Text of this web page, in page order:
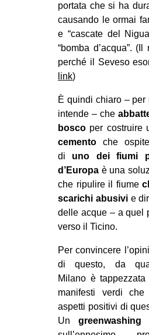
portata che si ha
causando le ormai
e “cascate del
“bomba d’acqua”. (Il
perché il Seveso
link)
È quindi chiaro – per
intende – che
bosco per costruire
cemento che
di uno dei fiumi
d’Europa è una
che ripulire il fiume
scarichi abusivie
delle acque – a quel
verso il Ticino.
Per convincere
di questo, da
Milano è
manifesti verdi
aspetti positivi di
Un greenwashing